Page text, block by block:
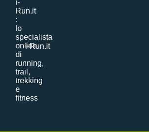
i-Run.it